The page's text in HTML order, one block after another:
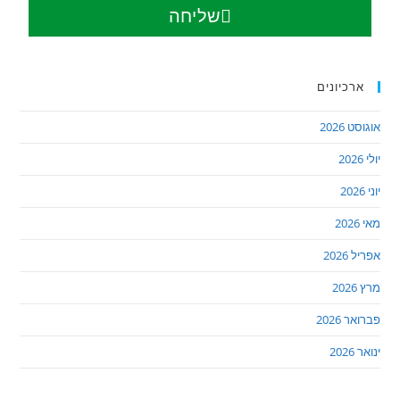
שליחה
ארכיונים
אוגוסט 2026
יולי 2026
יוני 2026
מאי 2026
אפריל 2026
מרץ 2026
פברואר 2026
ינואר 2026